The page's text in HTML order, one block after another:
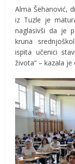
Alma Šehanović,
iz Tuzle je
naglasivši da je
kruna
ispita učenici
života“ – kazala je